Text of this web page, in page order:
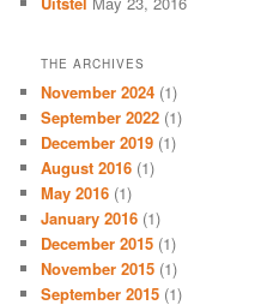
THE ARCHIVES
November 2024 (1)
September 2022 (1)
December 2019 (1)
August 2016 (1)
May 2016 (1)
January 2016 (1)
December 2015 (1)
November 2015 (1)
September 2015 (1)